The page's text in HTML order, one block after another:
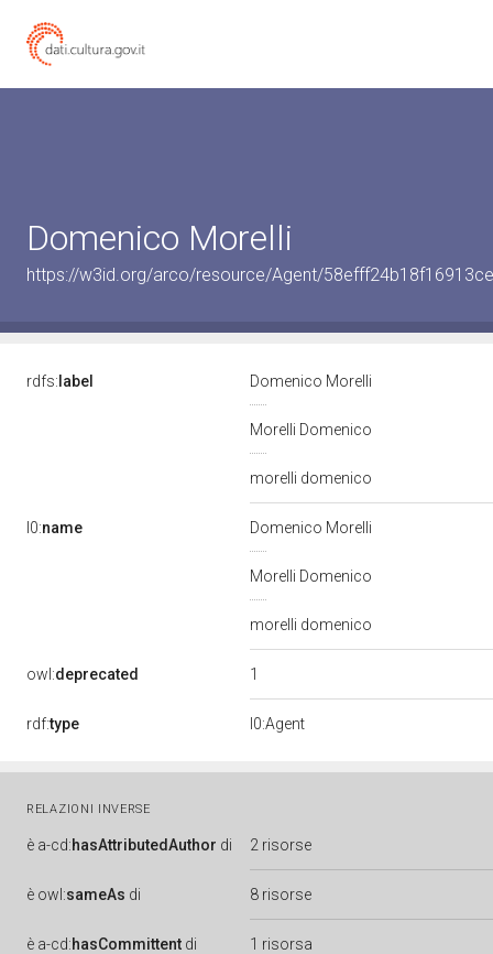
Domenico Morelli
https://w3id.org/arco/resource/Agent/
rdfs: label Domenico Morelli
Morelli Domenico
morelli domenico
l0:name Domenico Morelli
Morelli Domenico
morelli domenico
owl:deprecated 1
rdf:type l0:Agent
RELAZIONI INVERSE
è a-cd:hasAttributedAuthor di 2 risorse
è owl:sameAs di 8 risorse
è a-cd:hasCommittent di 1 risorsa